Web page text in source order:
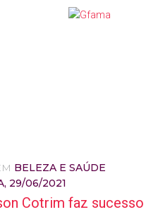
BELEZA E SAÚDE
29/06/2021
Cotrim faz sucesso